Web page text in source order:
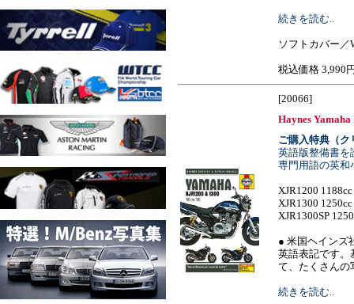
続きを読む..
ソフトカバー／
税込価格 3,990
[20066]
Haynes
ご購入特典（ク
英語版整備書を
専門用語の英和
XJR1200
XJR1300
XJR1300SP
● 米国ヘインズ
英語表記です。
て、たくさんの
続きを読む..